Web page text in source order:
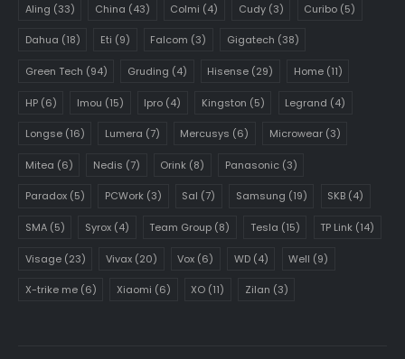
Aling (33) China (43) Colmi (4) Cudy(3) Curibo (5)
Dahua (18) Eti (9) Falcom (3) Gigatech (38)
Green Tech (94) Gruding (4) Hisense (29) Home(11)
HP(6) Imou (15) Ipro (4) Kingston (5) Legrand (4)
Longse(16) Lumera (7) Mercusys (6) Microwear(3)
Mitea (6) Nedis (7) Orink (8) Panasonic(3)
Paradox(5) PCWork (3) Sal (7) Samsung (19) SKB (4)
SMA(5) Syrox (4) Team Group (8) Tesla (15) TP Link (14)
Visage(23) Vivax (20) Vox (6) WD(4) Well (9)
X-trike me(6) Xiaomi (6) XO (11) Zilan (3)